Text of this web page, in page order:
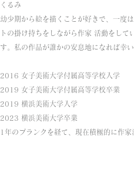
くるみ
幼少期から絵を描くことが好きで、一度
トの掛け持ちをしながら作家 活動をし
す。私の作品が誰かの安息地になれば幸
2016 女子美術大学付属高等学校入学
2019 女子美術大学付属高等学校卒業
2019 横浜美術大学入学
2023 横浜美術大学卒業
1年のブランクを経て、現在積極的に作家